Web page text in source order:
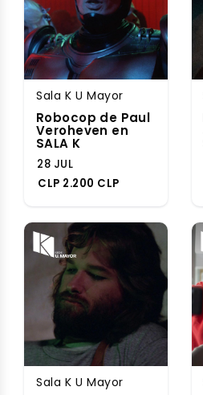
Sala K U Mayor
Robocop de Paul
Veroheven en
SALA K
28 JUL
CLP 2.200 CLP
Sala K U Mayor